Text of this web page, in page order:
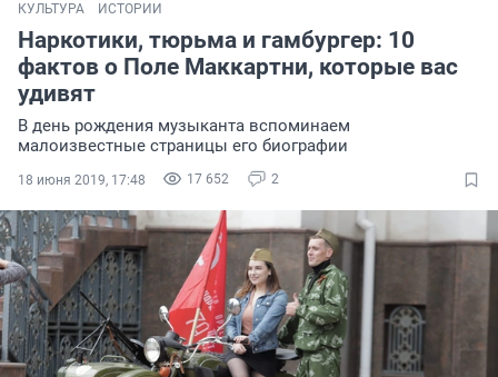
КУЛЬТУРА ИСТОРИИ
Наркотики, тюрьма и гамбургер: 10
фактов о Поле Маккартни, которые вас
удивят
В день рождения музыканта вспоминаем
малоизвестные страницы его биографии
17 652 2
18 июня 2019, 17:48